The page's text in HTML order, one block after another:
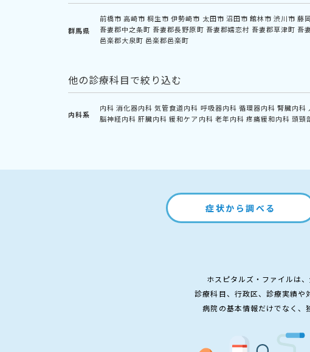
群馬県
前橋市 高崎市 桐生市 伊勢崎市 太田市 沼田市 館林市 渋川市 藤
吾妻郡中之条町 吾妻郡長野原町 吾妻郡嬬恋村 吾妻郡草津町 吾
邑楽郡大泉町 邑楽郡邑楽町
他の診療科目で絞り込む
内科系
内科 消化器内科 気管食道内科 呼吸器内科 循環器内科 腎臓内科
脳神経内科 肝臓内科 緩和ケア内科 老年内科 疼痛緩和内科 頭頸
症状から調べる
ホスピタルズ・ファイルは
診療科目、行政区、診療実績や
病院の基本情報だけでなく、